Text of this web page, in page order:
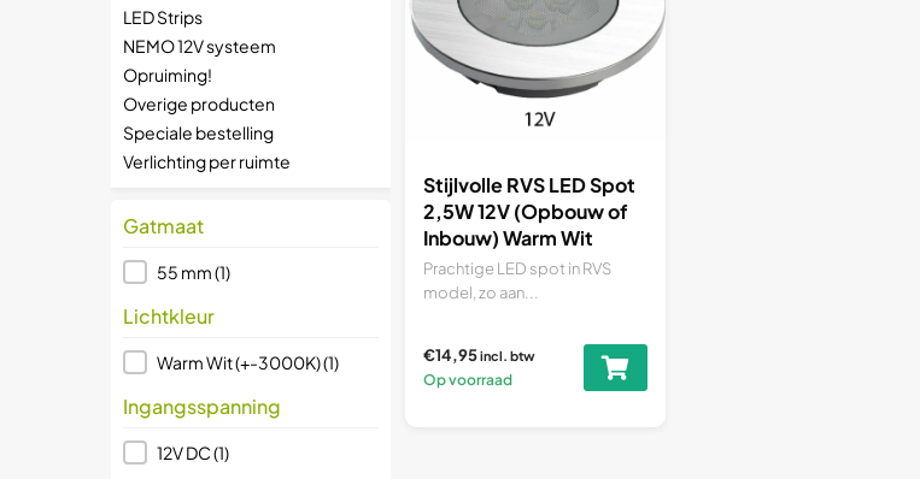
LED Strips
NEMO 12V systeem
Opruiming!
Overige producten
Speciale bestelling
Verlichting per ruimte
Gatmaat
Gatmaat
55 mm(1)
Lichtkleur
Lichtkleur
Warm Wit (+-3000K)(1)
Ingangsspanning
Ingangsspanning
12V DC(1)
Stijlvolle RVS LED Spot
2,5W 12V (Opbouw of
Inbouw) Warm Wit
Prachtige LED spot in RVS
model, zo aan...
€14,95incl. btw
Op voorraad